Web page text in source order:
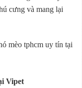
cưng và mang lại
mèo tphcm uy tín tại
Vipet